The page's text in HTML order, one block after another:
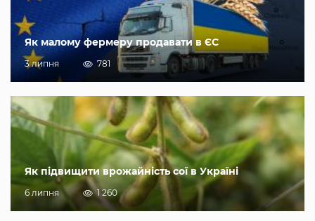
Як малому фермеру продавати в ЄС
3 липня 781
Як підвищити врожайність сої в Україні
6 липня 1 260